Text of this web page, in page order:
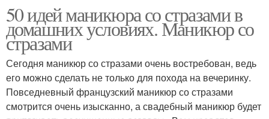
50 идей маникюра со стразами в
домашних условиях. Маникюр со
стразами
Сегодня маникюр со стразами очень востребован, ведь
его можно сделать не только для похода на вечеринку.
Повседневный французский маникюр со стразами
смотрится очень изысканно, а свадебный маникюр будет